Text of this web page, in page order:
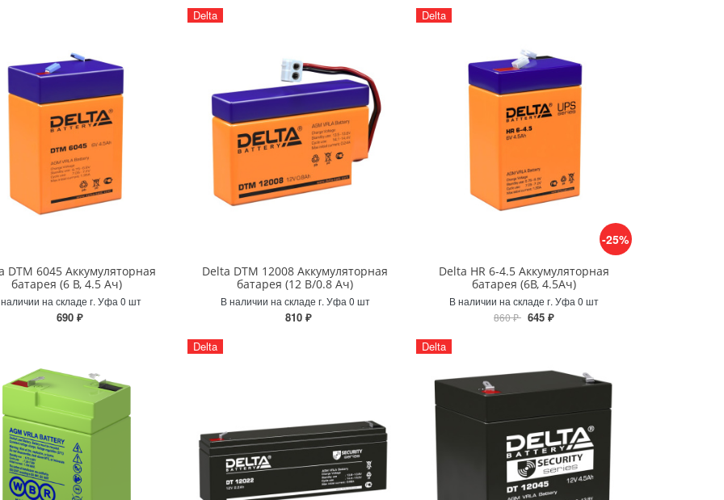
DTM 6045 Аккумуляторная
батарея (6 В, 4.5 Ач)
на складе г. Уфа 0 шт
690 ₽
Delta
Delta DTM 12008 Аккумуляторная
батарея (12 В/0.8 Ач)
В наличии на складе г. Уфа 0 шт
810 ₽
-25%
Delta
Delta HR 6-4.5 Аккумуляторная
батарея (6В, 4.5Ач)
В наличии на складе г. Уфа 0 шт
860 ₽ 645 ₽
Delta Delta